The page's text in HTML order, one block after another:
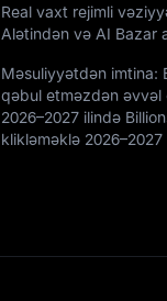
Real vaxt rejimli
Alətindən və AI Bazar
Məsuliyyətdən imtina:
qəbul etməzdən əvvəl
2026–2027 ilində
klikləməklə